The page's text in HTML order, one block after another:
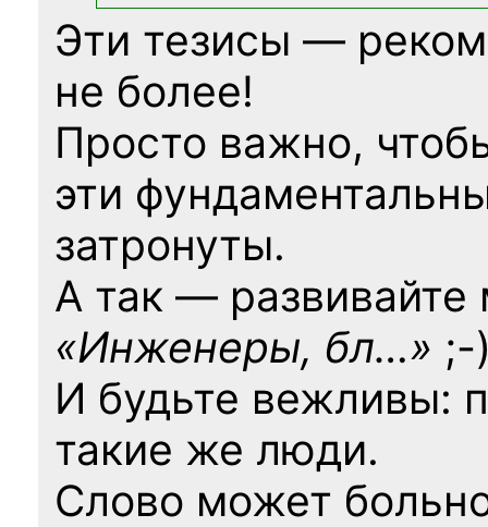
Эти тезисы —
не более!
Просто важно,
эти
затронуты.
А так — развивайте
«Инженеры, бл…» ;-
И будьте вежливы:
такие же люди.
Слово может